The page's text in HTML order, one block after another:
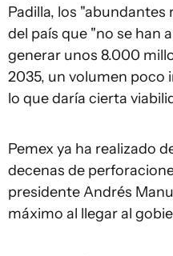
Padilla, los
del país que "no se han
generar unos 8.000
2035, un volumen poco
lo que daría cierta
Pemex ya ha realizado
decenas de
presidente Andrés
máximo al llegar al